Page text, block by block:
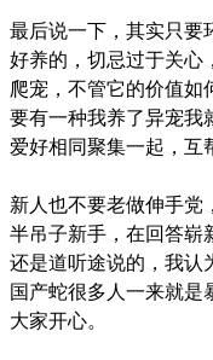
最后说一下，其实只要
好养的，切忌过于关心
爬宠，不管它的价值如
要有一种我养了异宠我
爱好相同聚集一起，互
新人也不要老做伸手党
半吊子新手，在回答崭
还是道听途说的，我认
国产蛇很多人一来就是
大家开心。